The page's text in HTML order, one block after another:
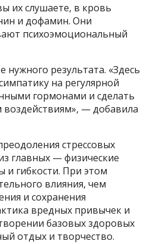
их слушаете, в кровь
и дофамин. Они
психоэмоциональный
результата. «Здесь
на регулярной
гормонами и сделать
— добавила
стрессовых
главных — физические
и гибкости. При этом
влияния, чем
и сохранения
вредных привычек и
базовых здоровых
отдых и творчество.